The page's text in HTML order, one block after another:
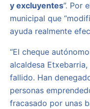
y excluyentes”. Por
municipal que
ayuda realmente
“El cheque
alcaldesa
fallido. Han
personas
fracasado por unas